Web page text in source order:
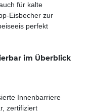
für kalte
Eisbecher zur
perfekt
im Überblick
Innenbarriere
zertifiziert